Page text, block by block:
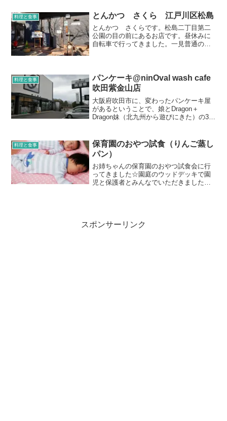
娘は、一生懸命種を取り、め...
料理と食事 とんかつ さくら 江戸川区松島
とんかつ さくらです。松島二丁目第二
公園の目の前にあるお店です。昼休みに
自転車で行ってきました。一見普通の民
料理と食事
パンケーキ@ninOval wash cafe
吹田紫金山店
大阪府吹田市に、変わったパンケーキ屋
があるということで、娘とDragon＋
Dragon妹（北九州から遊びにきた）の3名
していること。それでお店の名前もwash
cafe...
料理と食事
保育園のおやつ試食（りんご蒸し
パン）
お姉ちゃんの保育園のおやつ試食会に行
ってきました☆園庭のウッドデッキで園
児と保護者とみんなでいただきました！
スポンサーリンク